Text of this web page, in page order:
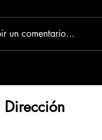
un comentario...
Dirección